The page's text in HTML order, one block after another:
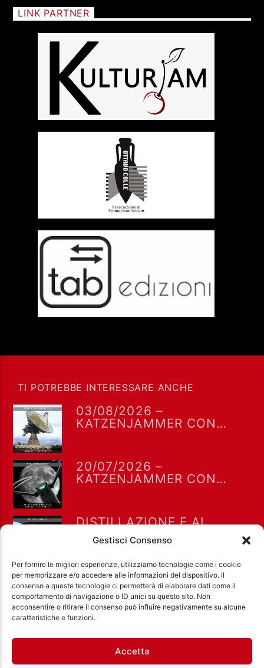
Gestisci Consenso
Per fornire le migliori esperienze, utilizziamo tecnologie come i cookie
per memorizzare e/o accedere alle informazioni del dispositivo. Il
consenso a queste tecnologie ci permetterà di elaborare dati come il
comportamento di navigazione o ID unici su questo sito. Non
acconsentire o ritirare il consenso può influire negativamente su alcune
caratteristiche e funzioni.
Accetta
LINK PARTNER
TI POTREBBE INTERESSARE ANCHE
03/08/2026 –
KATZENJAMMER CON
20/07/2026 –
KATZENJAMMER CON
DISTILLAZIONE E AI.
KATZENJAMMER DEL
13/07/2026
Ass. Cult. Dissociazione - Codice fiscale:
Città Aperta via di Casal Bruciato 31/A, Roma